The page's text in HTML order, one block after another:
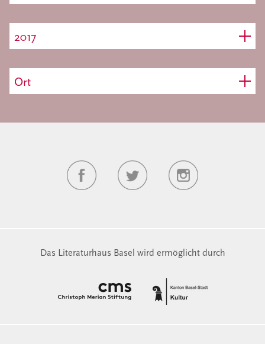
2017
Ort
Das Literaturhaus Basel wird ermöglicht durch